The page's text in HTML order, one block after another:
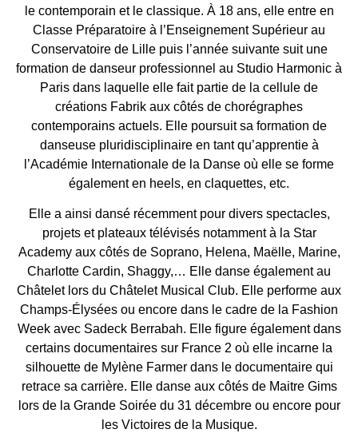
le contemporain et le classique. À 18 ans, elle entre en
Classe Préparatoire à l’Enseignement Supérieur au
Conservatoire de Lille puis l’année suivante suit une
formation de danseur professionnel au Studio Harmonic à
Paris dans laquelle elle fait partie de la cellule de
créations Fabrik aux côtés de chorégraphes
contemporains actuels. Elle poursuit sa formation de
danseuse pluridisciplinaire en tant qu’apprentie à
l’Académie Internationale de la Danse où elle se forme
également en heels, en claquettes, etc.
Elle a ainsi dansé récemment pour divers spectacles,
projets et plateaux télévisés notamment à la Star
Academy aux côtés de Soprano, Helena, Maëlle, Marine,
Charlotte Cardin, Shaggy,… Elle danse également au
Châtelet lors du Châtelet Musical Club. Elle performe aux
Champs-Élysées ou encore dans le cadre de la Fashion
Week avec Sadeck Berrabah. Elle figure également dans
certains documentaires sur France 2 où elle incarne la
silhouette de Mylène Farmer dans le documentaire qui
retrace sa carrière. Elle danse aux côtés de Maitre Gims
lors de la Grande Soirée du 31 décembre ou encore pour
les Victoires de la Musique.